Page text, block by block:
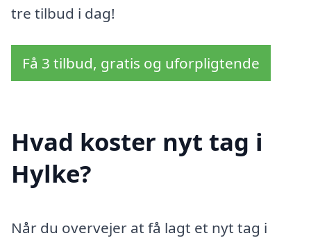
tre tilbud i dag!
Få 3 tilbud, gratis og uforpligtende
Hvad koster nyt tag i
Hylke?
Når du overvejer at få lagt et nyt tag i